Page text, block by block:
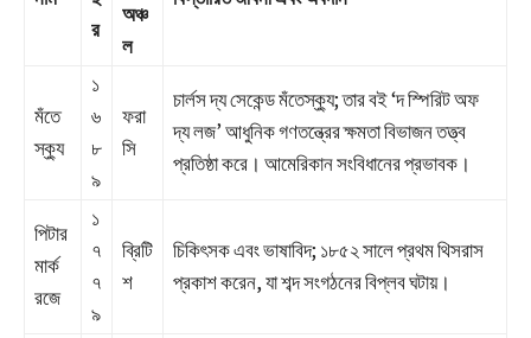
র
অঞ্চ
ল
মঁতে
স্ক্যু
১
৬
৮
৯
ফরা
সি
চার্লস দ্য সেকেন্ড মঁতেস্ক্যু; তার বই ‘দ স্পিরিট অফ
দ্য লজ’ আধুনিক গণতন্ত্রের ক্ষমতা বিভাজন তত্ত্ব
প্রতিষ্ঠা করে। আমেরিকান সংবিধানের প্রভাবক।
পিটার
মার্ক
রজে
১
৭
৭
৯
ব্রিটি
শ
চিকিৎসক এবং ভাষাবিদ; ১৮৫২ সালে প্রথম থিসরাস
প্রকাশ করেন, যা শব্দ সংগঠনের বিপ্লব ঘটায়।